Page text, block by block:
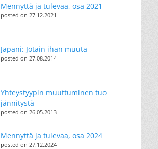
Mennyttä ja tulevaa, osa 2021
posted on 27.12.2021
Japani: Jotain ihan muuta
posted on 27.08.2014
Yhteystyypin muuttuminen tuo
jännitystä
posted on 26.05.2013
Mennyttä ja tulevaa, osa 2024
posted on 27.12.2024